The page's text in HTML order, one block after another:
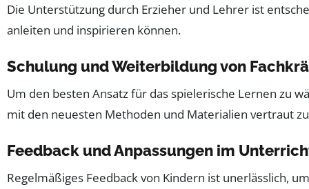
Die Unterstützung durch Erzieher und Lehrer ist
anleiten und inspirieren können.
Schulung und Weiterbildung von
Um den besten Ansatz für das spielerische Lernen zu
mit den neuesten Methoden und Materialien vertraut
Feedback und Anpassungen im
Regelmäßiges Feedback von Kindern ist unerlässlich,